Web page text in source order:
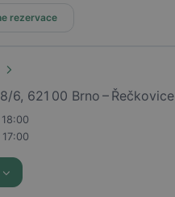
rezervace
6, 621 00 Brno – Řečkovice